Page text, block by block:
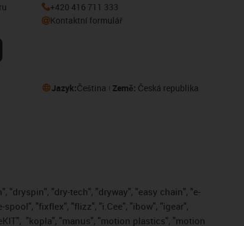
+420 416 711 333
Kontaktní formulář
Jazyk:Čeština Země: Česká republika
"dryspin", "dry-tech", "dryway", "easy chain", "e-
"fixflex", "flizz", "i.Cee", "ibow", "igear",
"kopla", "manus", "motion plastics", "motion